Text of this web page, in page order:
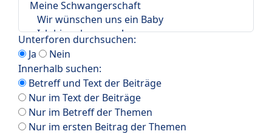
Unterforen durchsuchen:
Ja
Nein
Innerhalb suchen:
Betreff und Text der Beiträge
Nur im Text der Beiträge
Nur im Betreff der Themen
Nur im ersten Beitrag der Themen